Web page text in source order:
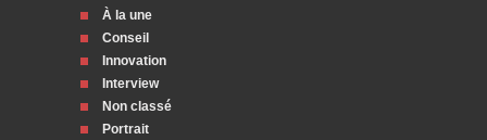
À la une
Conseil
Innovation
Interview
Non classé
Portrait